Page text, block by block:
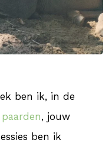
ben ik, in de
, jouw
ben ik